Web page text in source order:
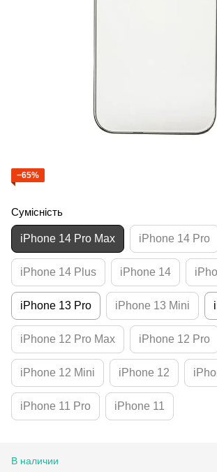
−65%
Сумісність
iPhone 14 Pro Max iPhone 14 Pro
iPhone 14 Plus iPhone 14
iPhone 13 Pro iPhone 13 Mini
iPhone 12 Pro Max iPhone 12 Pro
iPhone 12 Mini iPhone 12
iPhone 11 Pro iPhone 11
В наличии